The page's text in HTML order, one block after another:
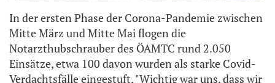
In der ersten Phase der Corona-Pandemie zwischen
Mitte März und Mitte Mai flogen die
Notarzthubschrauber des ÖAMTC rund 2.050
Einsätze, etwa 100 davon wurden als starke Covid-
Verdachtsfälle eingestuft. "Wichtig war uns, dass wir